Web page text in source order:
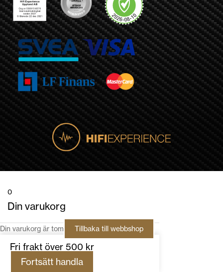
0
Din varukorg
Din varukorg är tom Tillbaka till webbshop
Fri frakt över 500 kr
Fortsätt handla